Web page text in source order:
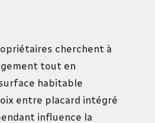
cherchent à
tout en
habitable
entre placard intégré
influence la